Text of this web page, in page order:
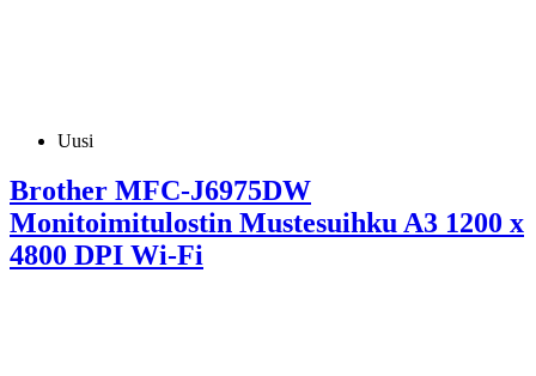
Uusi
Brother MFC-J6975DW
Monitoimitulostin Mustesuihku A3 1200 x
4800 DPI Wi-Fi